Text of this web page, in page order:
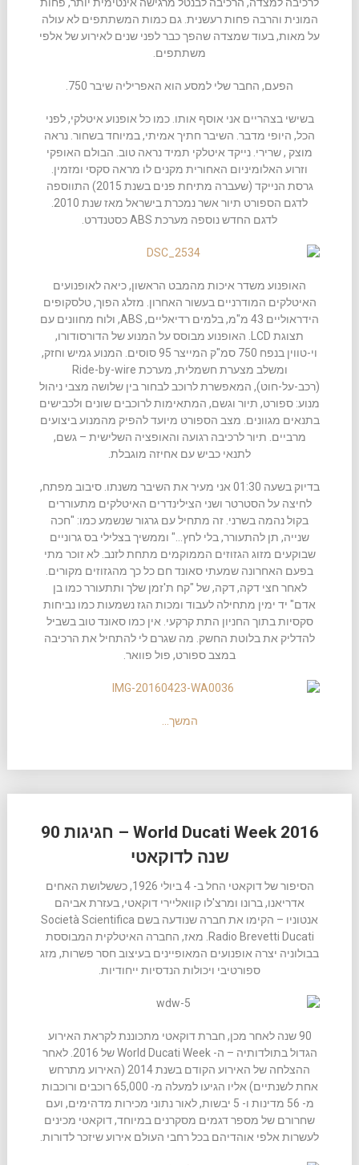
המונית והרבה פחות רעשנית. גם כמות המשתתפים לא עולה
על מאות, בעוד שמצדה שהפך כבר לפני שנים לאירוע של אלפי
משתתפים.
הפעם, החבר שלי למסע הוא האפריליה שיבר 750.
בשישי בצהריים אני אוסף אותו. כמו כל אופנוע איטלקי, לפני
הכל, היופי מדבר. השיבר חתיך אמיתי, במיוחד בשחור. נראה
מוצק , שרירי. נייקד איטלקי תמיד נראה טוב. הבולם האופקי
וזרוע האלומיניום האחורית מקנים לו מראה סקסי ומזמין.
גרסת הנייקד (שעברה מתיחת פנים בשנת 2015) התווספה
לדגם החדש נוספה מערכת ABS כסטנדרט.
האופנוע משדר איכות מהמבט הראשון, כיאה לאופנועים
האיטלקים המודרניים בעשור האחרון. מזלג הפוך, טלסקופים
הידראוליים 43 מ"מ, בלמים רדיאליים, ABS, ולוח מחוונים עם
תצוגת LCD. האופנוע מבוסס על המנוע של הדורסודורו,
וי-טווין בנפח 750 סמ"ק המייצר 95 סוסים. המנוע גמיש וחזק,
ומשלב מצערת חשמלית, מערכת Ride-by-wire
(רכב-על-חוט), המאפשרת לרוכב לבחור בין שלושה מצבי ניהול
מנוע: ספורט, תיור וגשם, המתאימות לרוכבים שונים ולכבישים
בתנאים מגוונים. מצב הספורט מיועד להפיק מהמנוע ביצועים
מרביים. תיור לרכיבה רגועה והאופציה השלישית – גשם,
לתנאי כביש עם אחיזה מוגבלת.
בדיוק בשעה 01:30 אני מעיר את השיבר משנתו. סיבוב מפתח,
לחיצה על הסטרטר ושני הצילינדרים האיטלקים מתעוררים
בקול נהמה בשרני. זה מתחיל עם גרגור שנשמע כמו: "חכה
שנייה, תן להתעורר, בלי לחץ…" וממשיך בצלילי בס גרוניים
שבוקעים מזוג הגזוזים הממוקמים מתחת לזנב. לא זוכר מתי
בפעם האחרונה שמעתי סאונד חם כל כך מהגזוזים מקורים.
לאחר חצי דקה, דקה, של "קח ת'זמן שלך ותתעורר כמו בן
אדם" יד ימין מתחילה לעבוד ומכות הגז נשמעות כמו נביחות
סקסיות בתוך החניון התת קרקעי. אין כמו סאונד טוב בשביל
להדליק את בלוטת החשק. מה שגרם לי להתחיל את הרכיבה
במצב ספורט, פול פוואר.
המשך…
World Ducati Week 2016 – חגיגות 90
שנה לדוקאטי
הסיפור של דוקאטי החל ב- 4 ביולי 1926, כששלושת האחים
אדריאנו, ברונו ומרצ'לו קוואליירי דוקאטי, בעזרת אביהם
אנטוניו – הקימו את חברה שנודעה בשם Società Scientifica
Radio Brevetti Ducati. מאז, החברה האיטלקית המבוססת
בבולוניה יצרה אופנועים המאופיינים בעיצוב חסר פשרות, מזג
ספורטיבי ויכולות הנדסיות ייחודיות.
90 שנה לאחר מכן, חברת דוקאטי מתכוננת לקראת האירוע
הגדול בתולדותיה – ה- World Ducati Week של 2016. לאחר
ההצלחה של האירוע הקודם בשנת 2014 (האירוע מתרחש
אחת לשנתיים) אליו הגיעו למעלה מ- 65,000 רוכבים ורוכבות
מ- 56 מדינות ו- 5 יבשות, לאור נתוני מכירות מדהימים, ועם
שחרורם של מספר דגמים מסקרנים במיוחד, דוקאטי מכינים
לעשרות אלפי אוהדיהם בכל רחבי העולם אירוע שיזכר לדורות.